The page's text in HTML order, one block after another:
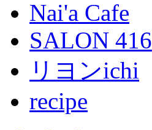
Nai'a Cafe
SALON 416
リヨンichi
recipe